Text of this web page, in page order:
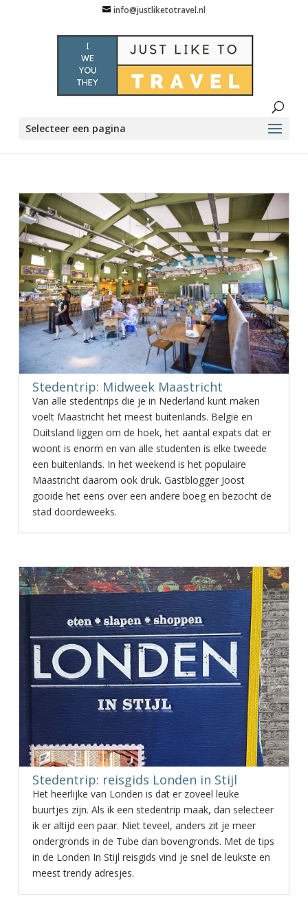
info@justliketotravel.nl
Selecteer een pagina
Stedentrip: Midweek Maastricht
Van alle stedentrips die je in Nederland kunt maken
voelt Maastricht het meest buitenlands. België en
Duitsland liggen om de hoek, het aantal expats dat er
woont is enorm en van alle studenten is elke tweede
een buitenlands. In het weekend is het populaire
Maastricht daarom ook druk. Gastblogger Joost
gooide het eens over een andere boeg en bezocht de
stad doordeweeks.
Stedentrip: reisgids Londen in Stijl
Het heerlijke van Londen is dat er zoveel leuke
buurtjes zijn. Als ik een stedentrip maak, dan selecteer
ik er altijd een paar. Niet teveel, anders zit je meer
ondergronds in de Tube dan bovengronds. Met de tips
in de Londen In Stijl reisgids vind je snel de leukste en
meest trendy adresjes.